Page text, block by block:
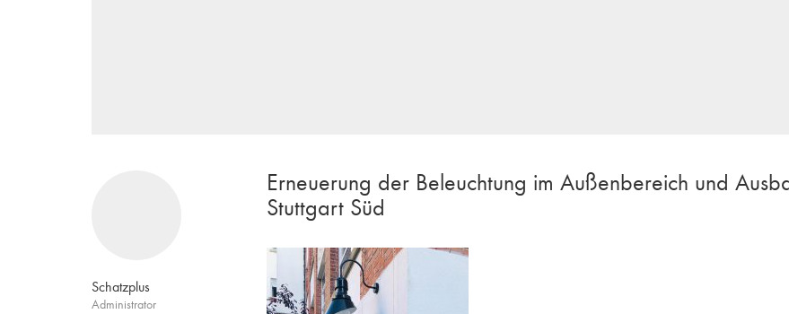
Erneuerung der Beleuchtung im Außenbereich und
Stuttgart Süd
Schatzplus
Administrator